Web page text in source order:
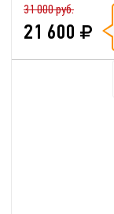
31 000 руб.
21 600